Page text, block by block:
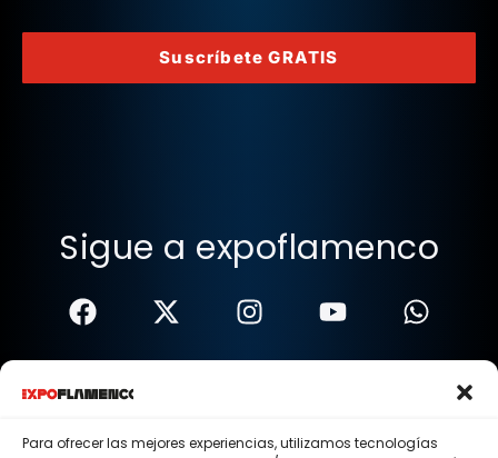
Para ofrecer las mejores experiencias, utilizamos tecnologías
Suscríbete GRATIS
Sigue a expoflamenco
Términos Y Condiciones
Política De Privacidad